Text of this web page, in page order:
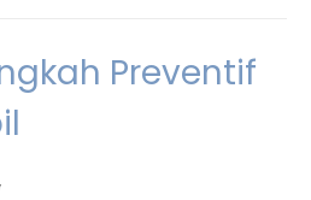
Preventif